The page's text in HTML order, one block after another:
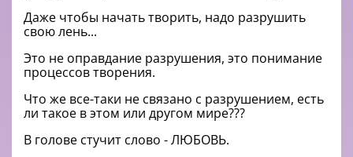
Даже чтобы начать творить, надо разрушить
свою лень...
Это не оправдание разрушения, это понимание
процессов творения.
Что же все-таки не связано с разрушением, есть
ли такое в этом или другом мире???
В голове стучит слово - ЛЮБОВЬ.